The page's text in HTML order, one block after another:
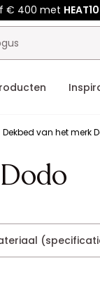
€ 400 met HEAT10
Dekbed van het merk